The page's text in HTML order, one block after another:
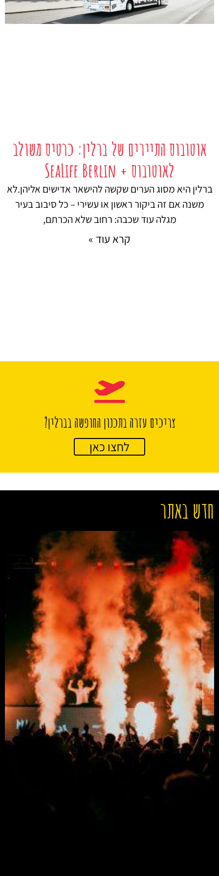
אוטובוס התיירים של ברלין: כרטיס משולב
לאוטובוס + SeaLife Berlin
ברלין היא מסוג הערים שקשה להישאר אדישים אליהן.לא
משנה אם זה ביקור ראשון או עשירי – כל סיבוב בעיר
מגלה עוד שכבה: רחוב שלא הכרתם,
קרא עוד »
צריכים עזרה בתכנון החופשה בברלין?
לחצו כאן
חדש באתר